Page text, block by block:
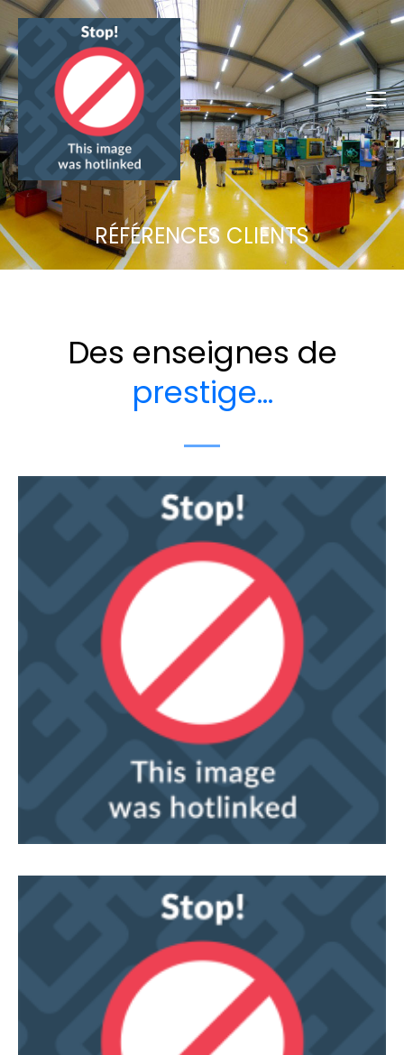
RÉFÉRENCES CLIENTS
Des enseignes de
prestige…